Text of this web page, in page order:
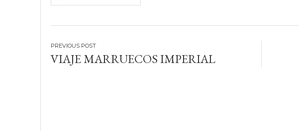
Navegación
de
VIAJE MARRUECOS IMPERIAL